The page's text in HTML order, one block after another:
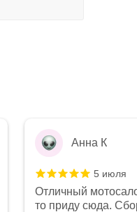
Анна К
5 июля
Отличный
то приду сюда.